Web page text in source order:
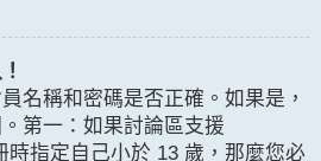
名稱和密碼是否正確。如果是，
第一：如果討論區支援
時指定自己小於 13 歲，那麼您必